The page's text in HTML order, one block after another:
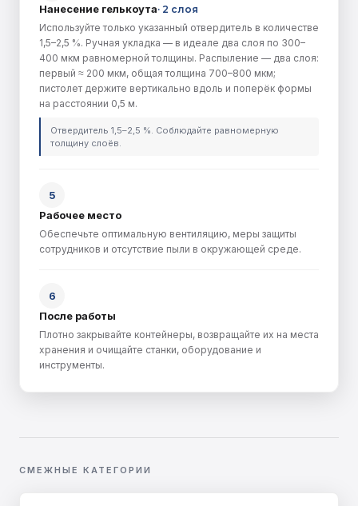
Нанесение гелькоута· 2 слоя
Используйте только указанный отвердитель в количестве
1,5–2,5 %. Ручная укладка — в идеале два слоя по 300–
400 мкм равномерной толщины. Распыление — два слоя:
первый ≈ 200 мкм, общая толщина 700–800 мкм;
пистолет держите вертикально вдоль и поперёк формы
на расстоянии 0,5 м.
Отвердитель 1,5–2,5 %. Соблюдайте равномерную
толщину слоёв.
5
Рабочее место
Обеспечьте оптимальную вентиляцию, меры защиты
сотрудников и отсутствие пыли в окружающей среде.
6
После работы
Плотно закрывайте контейнеры, возвращайте их на места
хранения и очищайте станки, оборудование и
инструменты.
СМЕЖНЫЕ КАТЕГОРИИ